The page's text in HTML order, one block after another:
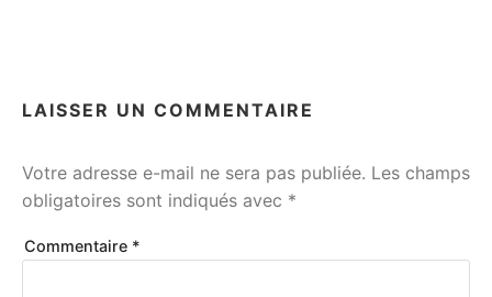
LAISSER UN COMMENTAIRE
Votre adresse e-mail ne sera pas publiée. Les champs
obligatoires sont indiqués avec *
Commentaire *